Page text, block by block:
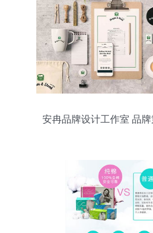
安冉品牌设计工作室 品